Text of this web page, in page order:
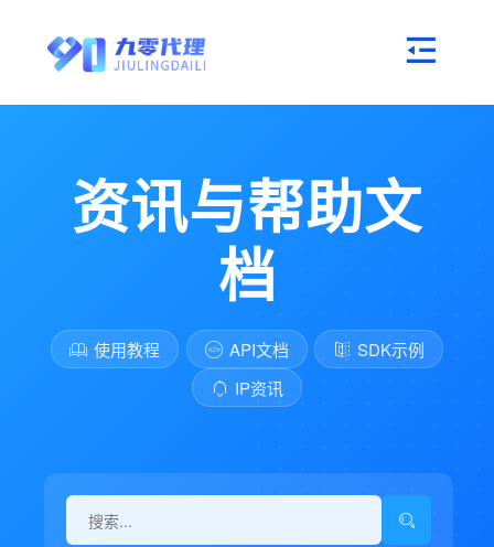
资讯与帮助文
档
使用教程 API文档
SDK示例
IP资讯